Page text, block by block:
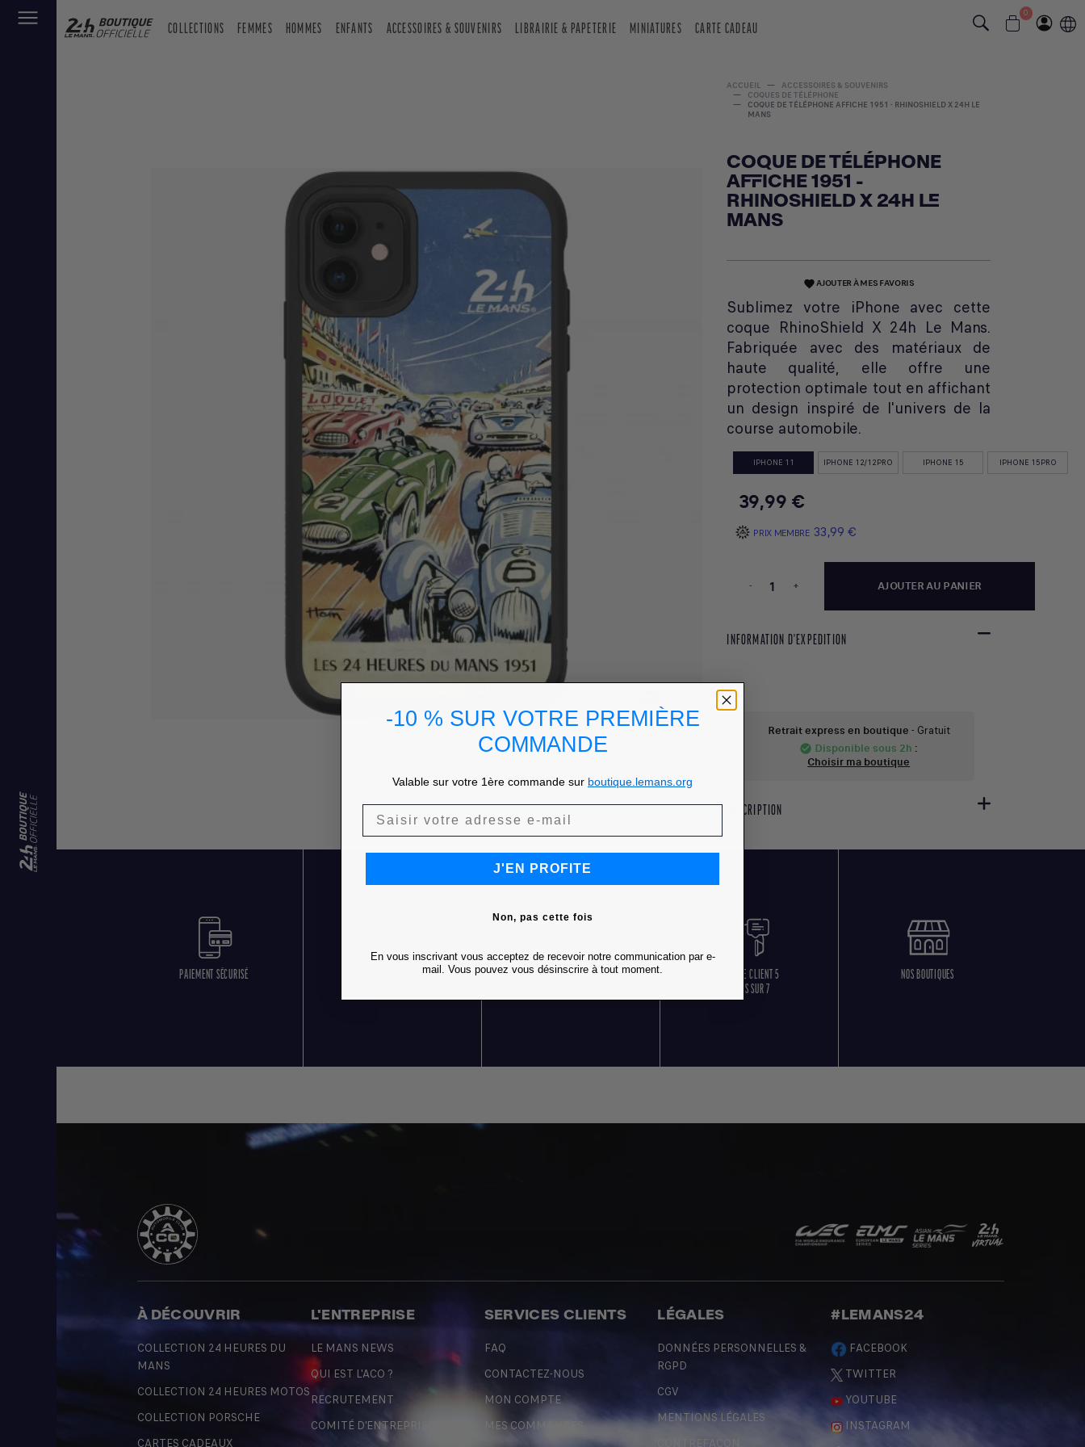
COLLECTIONS FEMMES HOMMES ENFANTS ACCESSOIRES & SOUVENIRS LIBRAIRIE & PAPETERIE MINIATURES CARTE CADEAU
0
ACCUEIL
ACCESSOIRES & SOUVENIRS
COQUES DE TÉLÉPHONE
COQUE DE TÉLÉPHONE AFFICHE 1951 - RHINOSHIELD X 24H LE
MANS
COQUE DE TÉLÉPHONE
AFFICHE 1951 -
RHINOSHIELD X 24H LE
MANS
favoriteAJOUTER À MES FAVORIS
Sublimez votre iPhone avec cette
coque RhinoShield X 24h Le Mans.
Fabriquée avec des matériaux de
haute qualité, elle offre une
protection optimale tout en affichant
un design inspiré de l'univers de la
course automobile.
IPHONE 11 IPHONE 12/12PRO IPHONE 15 IPHONE 15PRO
39,99 €
PRIX MEMBRE 33,99 €
- + AJOUTER AU PANIER
INFORMATION D'EXPEDITION
Retrait express en boutique - Gratuit
check_circle Disponible sous 2h :
Choisir ma boutique
DESCRIPTION
PAIEMENT SÉCURISÉ
LIVRAISON OFFERTE
RETOURS GRATUITS
SERVICE CLIENT 5
JOURS SUR 7
NOS BOUTIQUES
À DÉCOUVRIR
COLLECTION 24 HEURES DU
MANS
COLLECTION 24 HEURES MOTOS
COLLECTION PORSCHE
CARTES CADEAUX
L'ENTREPRISE
LE MANS NEWS
QUI EST L'ACO ?
RECRUTEMENT
COMITÉ D'ENTREPRISE
SERVICES CLIENTS
FAQ
CONTACTEZ-NOUS
MON COMPTE
MES COMMANDES
LÉGALES
DONNÉES PERSONNELLES &
RGPD
CGV
MENTIONS LÉGALES
CONTREFAÇON
#LEMANS24
FACEBOOK
TWITTER
YOUTUBE
INSTAGRAM
-10 % SUR VOTRE PREMIÈRE
COMMANDE
Valable sur votre 1ère commande sur boutique.lemans.org
J'EN PROFITE
Non, pas cette fois
En vous inscrivant vous acceptez de recevoir notre communication par e-
mail. Vous pouvez vous désinscrire à tout moment.